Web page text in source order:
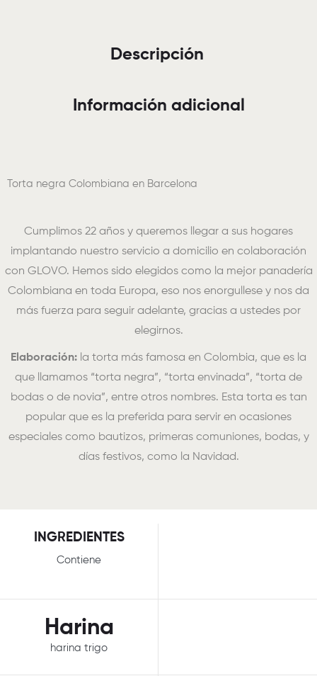
Descripción
Información adicional
Torta negra Colombiana en Barcelona
Cumplimos 22 años y queremos llegar a sus hogares
implantando nuestro servicio a domicilio en colaboración
con GLOVO. Hemos sido elegidos como la mejor panadería
Colombiana en toda Europa, eso nos enorgullese y nos da
más fuerza para seguir adelante, gracias a ustedes por
elegirnos.
Elaboración: la torta más famosa en Colombia, que es la
que llamamos “torta negra”, “torta envinada”, “torta de
bodas o de novia”, entre otros nombres. Esta torta es tan
popular que es la preferida para servir en ocasiones
especiales como bautizos, primeras comuniones, bodas, y
días festivos, como la Navidad.
INGREDIENTES
Contiene
Harina
harina trigo